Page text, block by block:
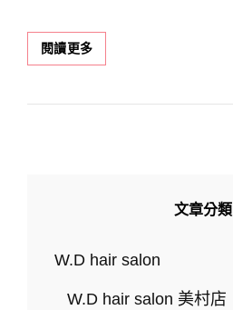
閱讀更多激
瘦
臉
型
薦，
文章分類
W.D hair salon
W.D hair salon 美村店